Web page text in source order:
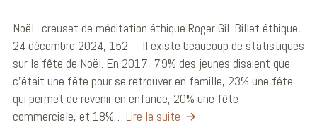
Noël : creuset de méditation éthique Roger Gil. Billet éthique,
24 décembre 2024, 152 Il existe beaucoup de statistiques
sur la fête de Noël. En 2017, 79% des jeunes disaient que
c’était une fête pour se retrouver en famille, 23% une fête
qui permet de revenir en enfance, 20% une fête
commerciale, et 18%… Lire la suite